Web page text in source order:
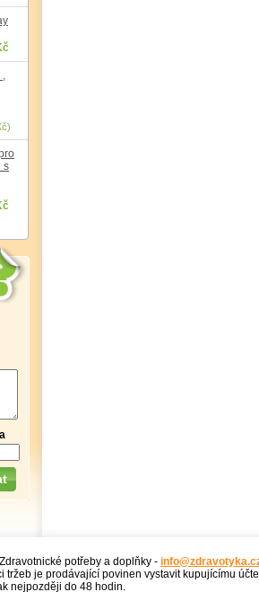
s
potřeby a doplňky -
tržeb je prodávající povinen vystavit kupujícímu
nejpozději do 48 hodin.